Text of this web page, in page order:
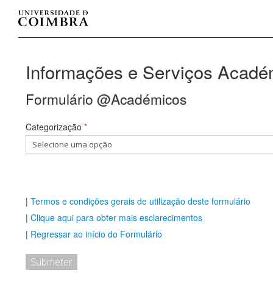
Informações e Serviços
Formulário @Académicos
Categorização *
| Termos e condições gerais de utilização deste formulário
| Clique aqui para obter mais esclarecimentos
| Regressar ao início do Formulário
Submeter